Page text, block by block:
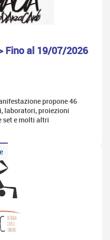
Fino al 19/07/2026
propone 46
laboratori, proiezioni
set e molti altri